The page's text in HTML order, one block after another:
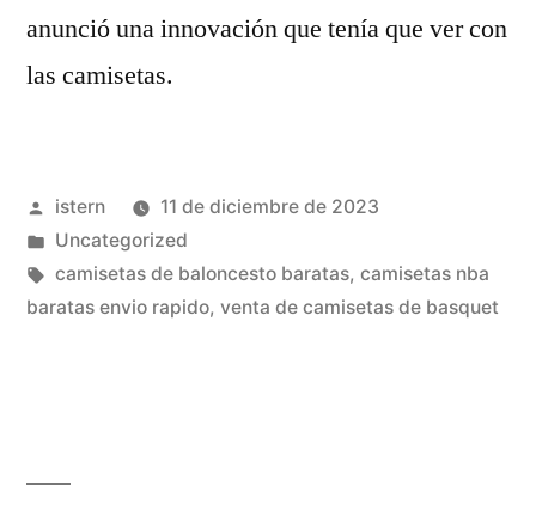
anunció una innovación que tenía que ver con
las camisetas.
Publicado
por
istern
11 de diciembre de 2023
Publicado
en
Uncategorized
Etiquetas:
camisetas de baloncesto baratas, camisetas nba
baratas envio rapido, venta de camisetas de basquet